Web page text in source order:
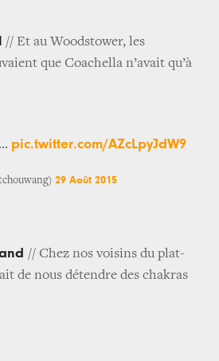
// Et au Woodstower, les
que Coachella n’avait qu’à
pic.twitter.com/AZcLpyJdW9
29 Août 2015
// Chez nos voisins du plat-
de nous détendre des chakras